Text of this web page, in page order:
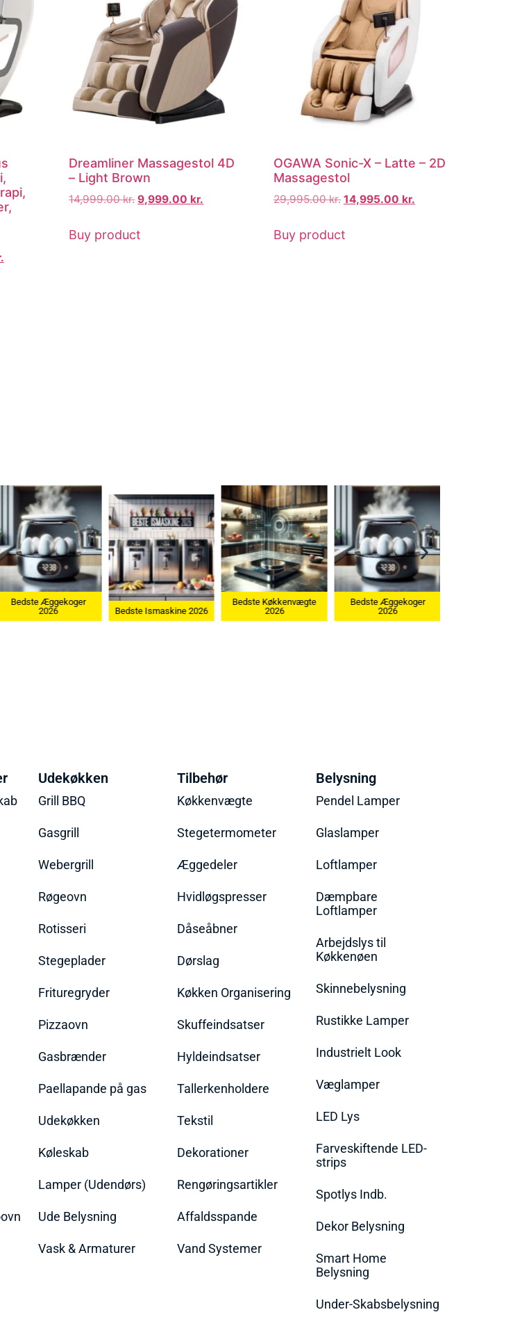
Dreamliner Massagestol 4D
– Light Brown
14,999.00kr. 9,999.00 kr.
Buy product
OGAWA Sonic-X – Latte – 2D
Massagestol
29,995.00kr. 14,995.00 kr.
Buy product
Bedste Ismaskine 2026
Bedste Køkkenvægte
2026
Bedste Æggekoger
2026
Bedste Ismaskine 2026
Udekøkken
Grill BBQ
Gasgrill
Webergrill
Røgeovn
Rotisseri
Stegeplader
Frituregryder
Pizzaovn
Gasbrænder
Paellapande på gas
Udekøkken
Køleskab
Lamper (Udendørs)
Ude Belysning
Vask & Armaturer
Tilbehør
Køkkenvægte
Stegetermometer
Æggedeler
Hvidløgspresser
Dåseåbner
Dørslag
Køkken Organisering
Skuffeindsatser
Hyldeindsatser
Tallerkenholdere
Tekstil
Dekorationer
Rengøringsartikler
Affaldsspande
Vand Systemer
Belysning
Pendel Lamper
Glaslamper
Loftlamper
Dæmpbare
Loftlamper
Arbejdslys til
Køkkenøen
Skinnebelysning
Rustikke Lamper
Industrielt Look
Væglamper
LED Lys
Farveskiftende LED-
strips
Spotlys Indb.
Dekor Belysning
Smart Home
Belysning
Under-Skabsbelysning